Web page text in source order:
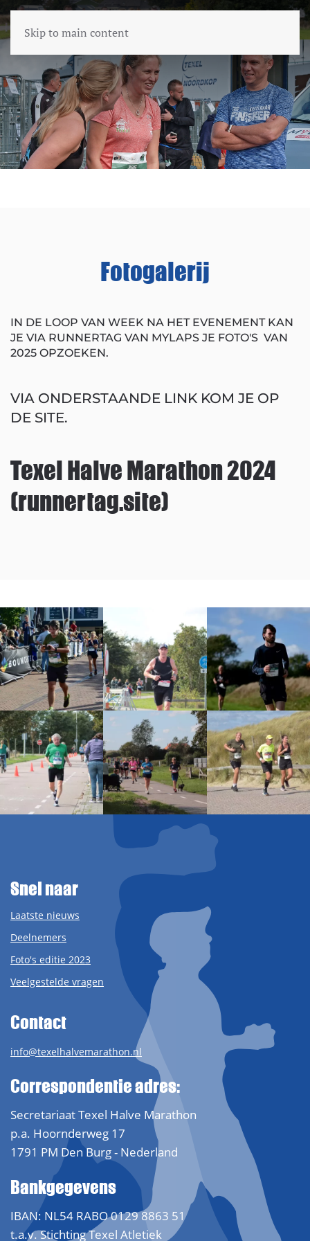
Skip to main content
Fotogalerij
IN DE LOOP VAN WEEK NA HET EVENEMENT KAN
JE VIA RUNNERTAG VAN MYLAPS JE FOTO'S VAN
2025 OPZOEKEN.
VIA ONDERSTAANDE LINK KOM JE OP
DE SITE.
Texel Halve Marathon 2024
(runnertag.site)
Snel naar
Laatste nieuws
Deelnemers
Foto's editie 2023
Veelgestelde vragen
Contact
info@texelhalvemarathon.nl
Correspondentie adres:
Secretariaat Texel Halve Marathon
p.a. Hoornderweg 17
1791 PM Den Burg - Nederland
Bankgegevens
IBAN: NL54 RABO 0129 8863 51
t.a.v. Stichting Texel Atletiek